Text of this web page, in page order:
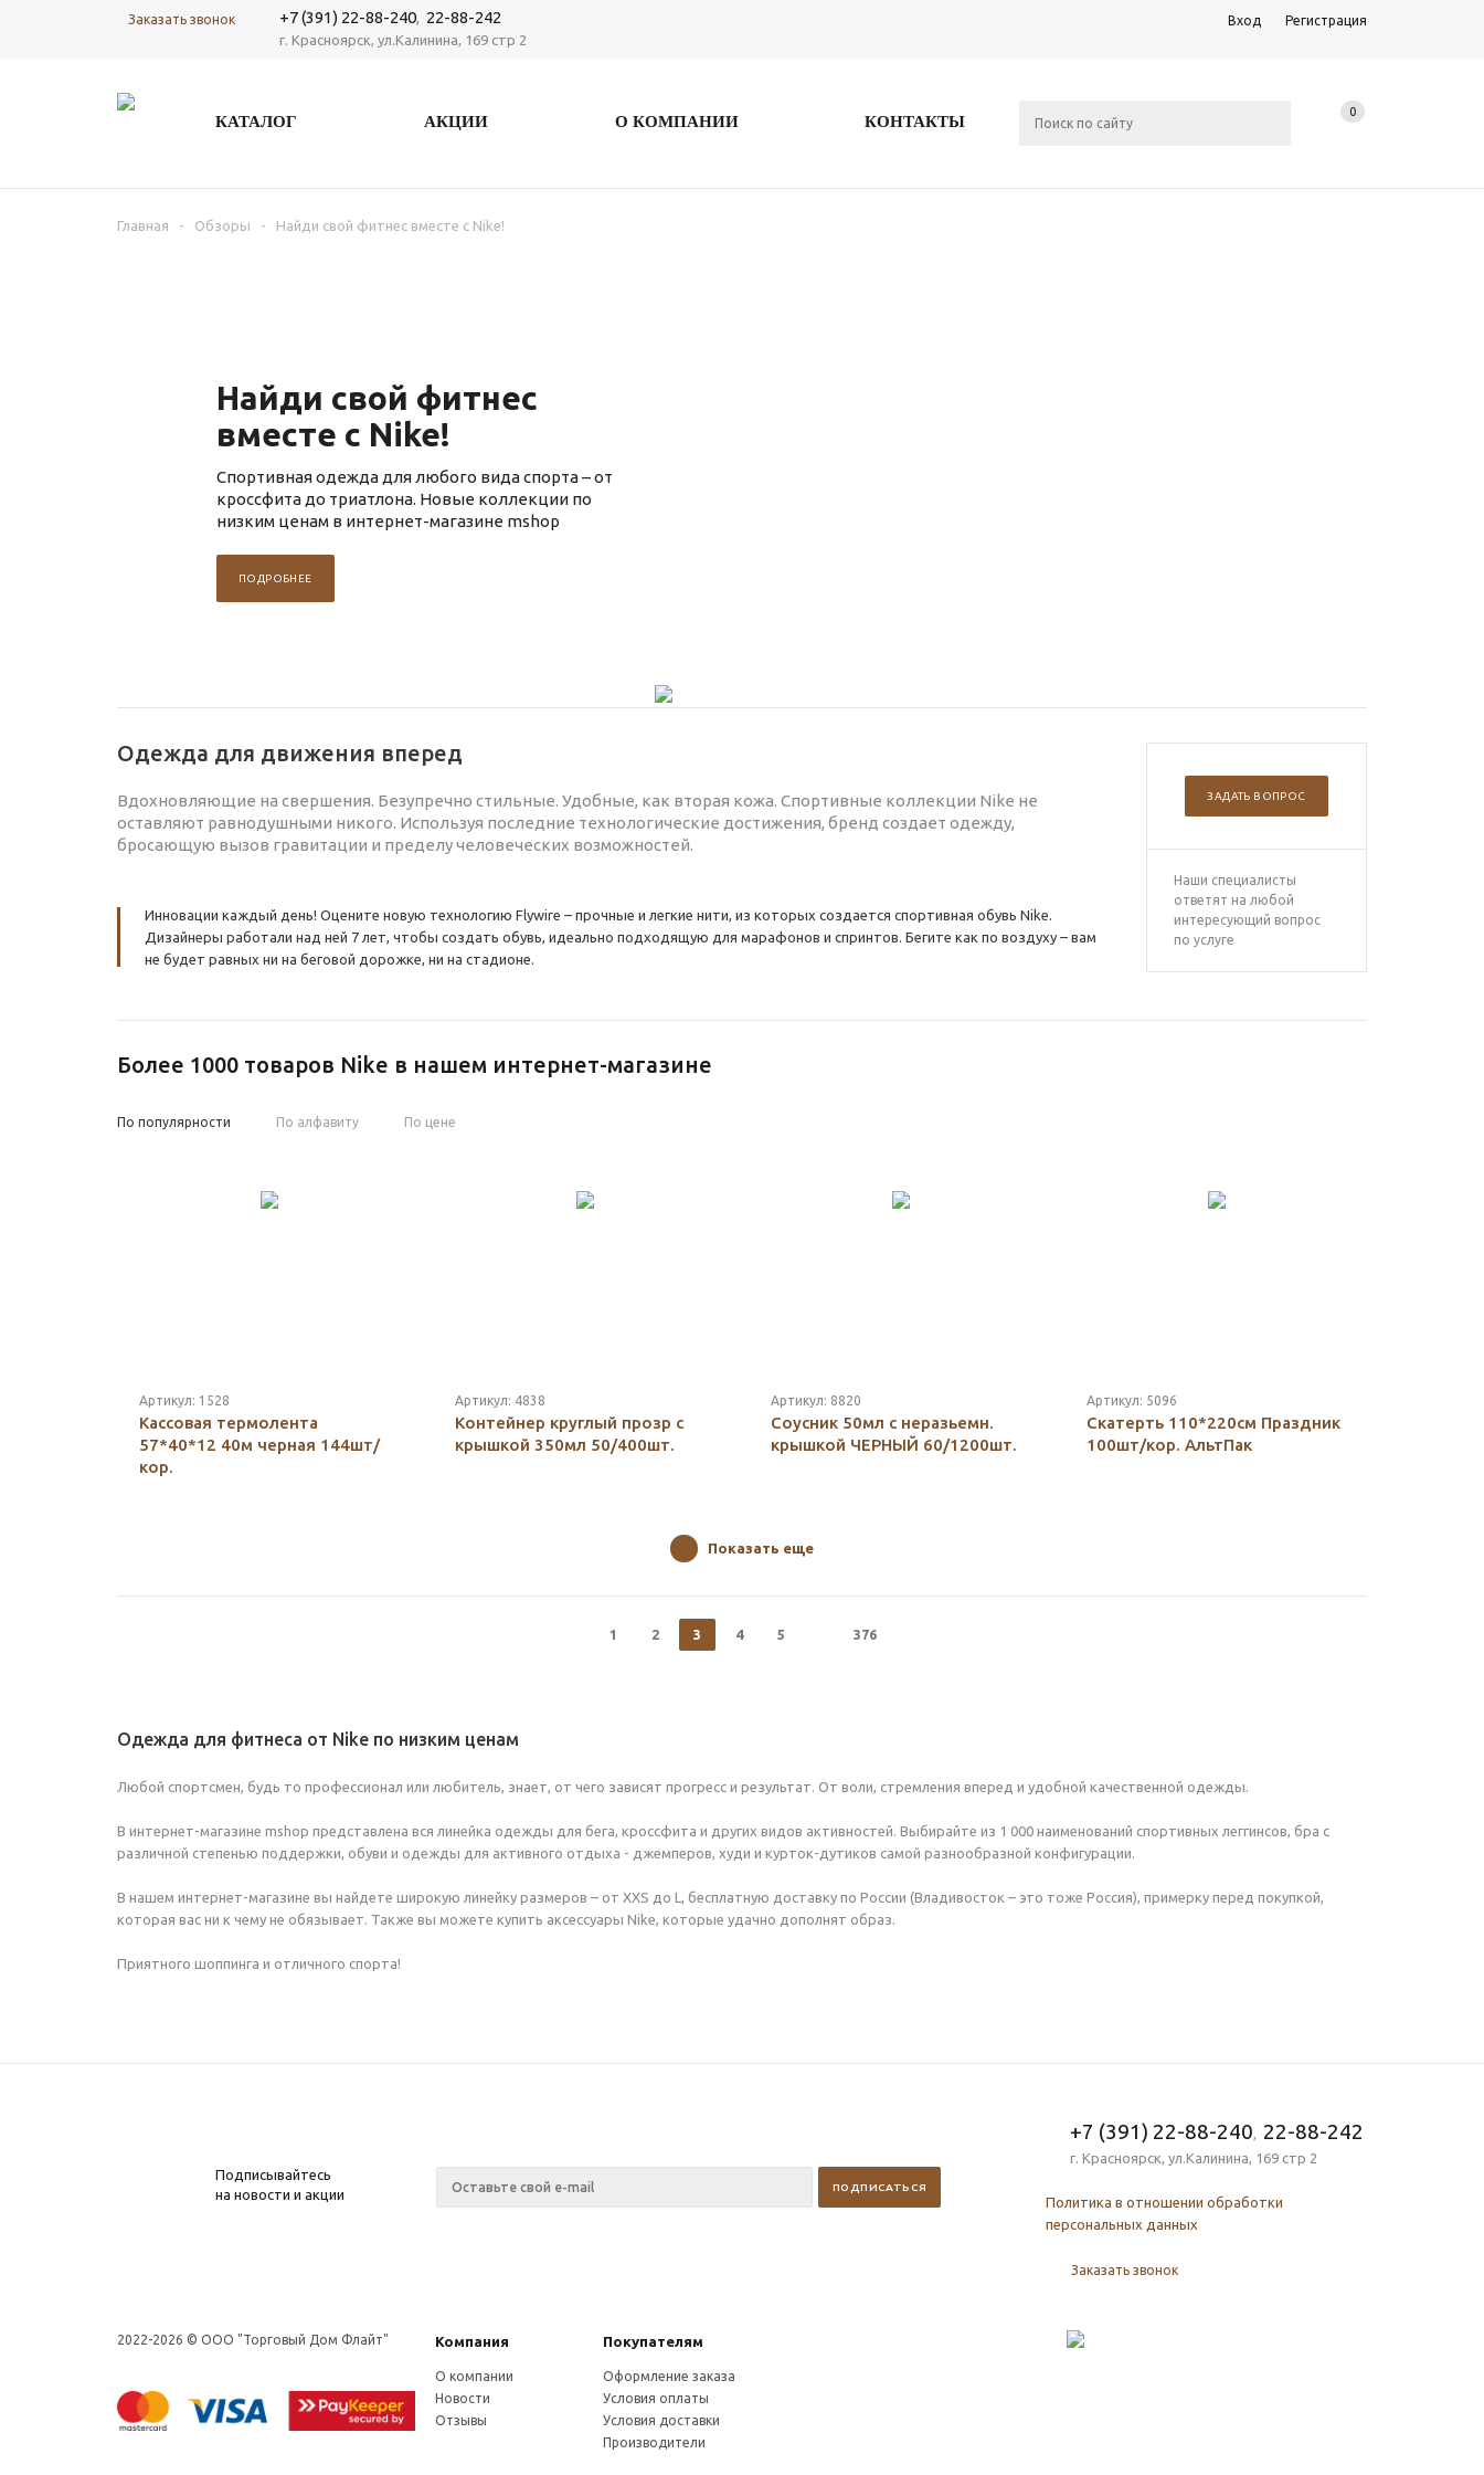
+7 (391) 22-88-240, 22-88-242
г. Красноярск, ул.Калинина, 169 стр 2
Заказать звонок Вход Регистрация
КАТАЛОГ АКЦИИ О КОМПАНИИ КОНТАКТЫ
0
Главная - Обзоры - Найди свой фитнес вместе с Nike!
Найди свой фитнес
вместе с Nike!
Спортивная одежда для любого вида спорта – от
кроссфита до триатлона. Новые коллекции по
низким ценам в интернет-магазине mshop
ПОДРОБНЕЕ
ЗАДАТЬ ВОПРОС
Наши специалисты
ответят на любой
интересующий вопрос
по услуге
Одежда для движения вперед
Вдохновляющие на свершения. Безупречно стильные. Удобные, как вторая кожа. Спортивные коллекции Nike не
оставляют равнодушными никого. Используя последние технологические достижения, бренд создает одежду,
бросающую вызов гравитации и пределу человеческих возможностей.
Инновации каждый день! Оцените новую технологию Flywire – прочные и легкие нити, из которых создается спортивная обувь Nike.
Дизайнеры работали над ней 7 лет, чтобы создать обувь, идеально подходящую для марафонов и спринтов. Бегите как по воздуху – вам
не будет равных ни на беговой дорожке, ни на стадионе.
Более 1000 товаров Nike в нашем интернет-магазине
По популярности По алфавиту По цене
Артикул: 1528
Кассовая термолента
57*40*12 40м черная 144шт/
кор.
Артикул: 4838
Контейнер круглый прозр с
крышкой 350мл 50/400шт.
Артикул: 8820
Соусник 50мл с неразьемн.
крышкой ЧЕРНЫЙ 60/1200шт.
Артикул: 5096
Скатерть 110*220см Праздник
100шт/кор. АльтПак
Показать еще
1 2 3 4 5 376
Одежда для фитнеса от Nike по низким ценам
Любой спортсмен, будь то профессионал или любитель, знает, от чего зависят прогресс и результат. От воли, стремления вперед и удобной качественной одежды.
В интернет-магазине mshop представлена вся линейка одежды для бега, кроссфита и других видов активностей. Выбирайте из 1 000 наименований спортивных леггинсов, бра с
различной степенью поддержки, обуви и одежды для активного отдыха - джемперов, худи и курток-дутиков самой разнообразной конфигурации.
В нашем интернет-магазине вы найдете широкую линейку размеров – от XXS до L, бесплатную доставку по России (Владивосток – это тоже Россия), примерку перед покупкой,
которая вас ни к чему не обязывает. Также вы можете купить аксессуары Nike, которые удачно дополнят образ.
Приятного шоппинга и отличного спорта!
Подписывайтесь
на новости и акции
+7 (391) 22-88-240, 22-88-242
г. Красноярск, ул.Калинина, 169 стр 2
Политика в отношении обработки
персональных данных
Заказать звонок
2022-2026 © OOO "Торговый Дом Флайт" Компания Покупателям
О компании
Новости
Отзывы
Оформление заказа
Условия оплаты
Условия доставки
Производители